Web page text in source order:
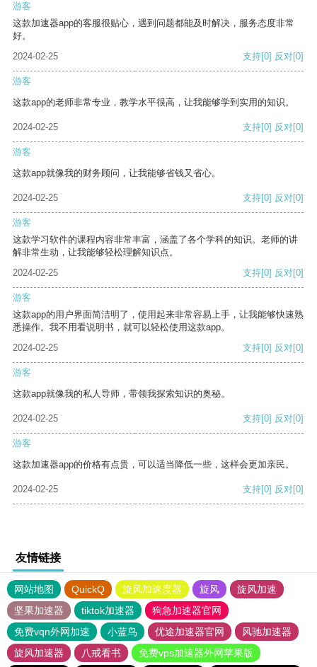
游客
这款加速器app的客服很贴心，遇到问题都能及时解决，服务态度非常
好。
2024-02-25
支持[0] 反对[0]
游客
这款app的老师非常专业，教学水平很高，让我能够学到实用的知识。
2024-02-25 支持[0] 反对[0]
游客
这款app就像我的财务顾问，让我能够省钱又省心。
2024-02-25 支持[0] 反对[0]
游客
这款学习软件的课程内容非常丰富，涵盖了各个学科的知识。老师的讲
解非常生动，让我能够轻松理解知识点。
2024-02-25
支持[0] 反对[0]
游客
这款app的用户界面简洁明了，使用起来非常容易上手，让我能够快速熟
悉操作。我不用看说明书，就可以轻松使用这款app。
2024-02-25
支持[0] 反对[0]
游客
这款app就像我的私人导师，带领我探索知识的奥秘。
2024-02-25 支持[0] 反对[0]
游客
这款加速器app的价格有点贵，可以适当降低一些，这样会更加亲民。
2024-02-25 支持[0] 反对[0]
友情链接
网站地图 QuickQ 旋风加速度器 旋风
旋风加速
坚果加速器
tiktok加速器
狗急加速器官网
免费vqn外网加速
小蓝鸟 优途加速器官网
风驰加速器
旋风加速器
八戒看书 免费vps加速器外网苹果版